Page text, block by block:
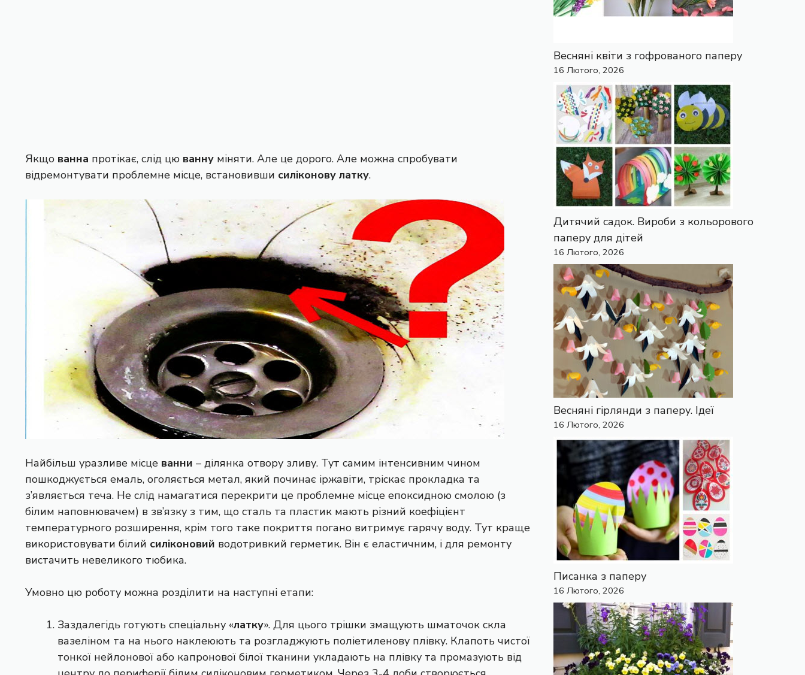
Якщо ванна протікає, слід цю ванну міняти. Але це дорого. Але можна спробувати
відремонтувати проблемне місце, встановивши силіконову латку.
Найбільш уразливе місце ванни – ділянка отвору зливу. Тут самим інтенсивним чином
пошкоджується емаль, оголяється метал, який починає іржавіти, тріскає прокладка та
з’являється теча. Не слід намагатися перекрити це проблемне місце епоксидною смолою (з
білим наповнювачем) в зв’язку з тим, що сталь та пластик мають різний коефіцієнт
температурного розширення, крім того таке покриття погано витримує гарячу воду. Тут краще
використовувати білий силіконовий водотривкий герметик. Він є еластичним, і для ремонту
вистачить невеликого тюбика.
Умовно цю роботу можна розділити на наступні етапи:
Заздалегідь готують спеціальну «латку». Для цього трішки змащують шматочок скла
вазеліном та на нього наклеюють та розгладжують поліетиленову плівку. Клапоть чистої
тонкої нейлонової або капронової білої тканини укладають на плівку та промазують від
Весняні квіти з гофрованого паперу
16 Лютого, 2026
Дитячий садок. Вироби з кольорового
паперу для дітей
16 Лютого, 2026
Весняні гірлянди з паперу. Ідеї
16 Лютого, 2026
Писанка з паперу
16 Лютого, 2026